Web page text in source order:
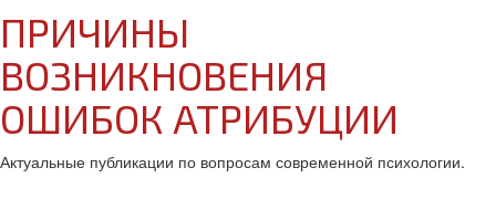
ПРИЧИНЫ
ВОЗНИКНОВЕНИЯ
ОШИБОК АТРИБУЦИИ
Актуальные публикации по вопросам современной психологии.